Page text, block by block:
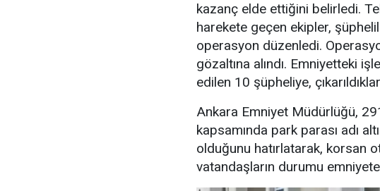
kazanç elde ettiğini belirledi.
harekete geçen ekipler,
operasyon düzenledi.
gözaltına alındı. Emniyetteki
edilen 10 şüpheliye,
Ankara Emniyet Müdürlüğü,
kapsamında park parası adı
olduğunu hatırlatarak, korsan
vatandaşların durumu